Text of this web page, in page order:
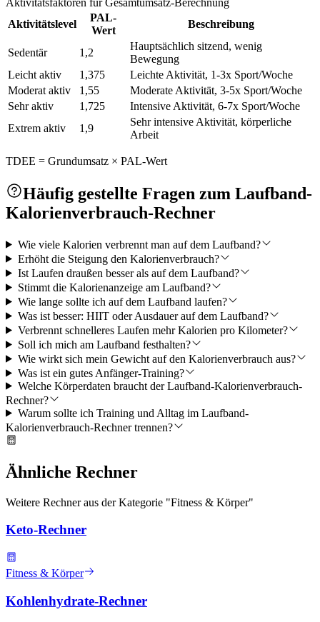
Aktivitätsfaktoren für Gesamtumsatz-Berechnung
Aktivitätslevel
PAL-
Wert
Beschreibung
Sedentär 1,2
Hauptsächlich sitzend, wenig
Bewegung
Leicht aktiv
1,375
Leichte Aktivität, 1-3x Sport/Woche
Moderat aktiv
1,55
Moderate Aktivität, 3-5x Sport/Woche
Sehr aktiv
1,725
Intensive Aktivität, 6-7x Sport/Woche
Extrem aktiv
1,9
Sehr intensive Aktivität, körperliche
Arbeit
TDEE = Grundumsatz × PAL-Wert
Häufig gestellte Fragen zum Laufband-
Kalorienverbrauch-Rechner
Wie viele Kalorien verbrennt man auf dem Laufband?
Erhöht die Steigung den Kalorienverbrauch?
Ist Laufen draußen besser als auf dem Laufband?
Stimmt die Kalorienanzeige am Laufband?
Wie lange sollte ich auf dem Laufband laufen?
Was ist besser: HIIT oder Ausdauer auf dem Laufband?
Verbrennt schnelleres Laufen mehr Kalorien pro Kilometer?
Soll ich mich am Laufband festhalten?
Wie wirkt sich mein Gewicht auf den Kalorienverbrauch aus?
Was ist ein gutes Anfänger-Training?
Welche Körperdaten braucht der Laufband-Kalorienverbrauch-
Rechner?
Warum sollte ich Training und Alltag im Laufband-
Kalorienverbrauch-Rechner trennen?
Ähnliche Rechner
Weitere Rechner aus der Kategorie "Fitness & Körper"
Keto-Rechner
Fitness & Körper
Kohlenhydrate-Rechner